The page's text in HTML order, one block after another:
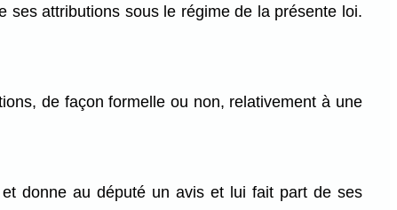
ses attributions sous le régime de la présente loi.
de façon formelle ou non, relativement à une
donne au député un avis et lui fait part de ses